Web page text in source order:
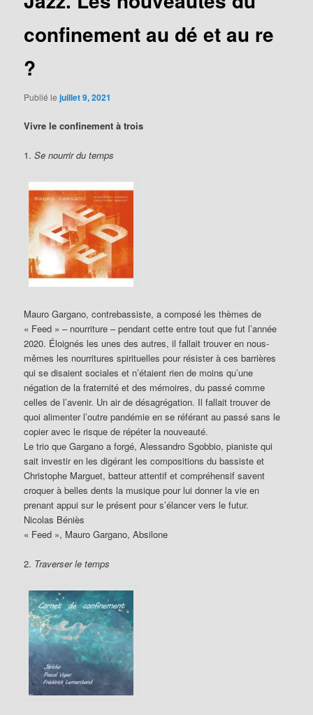
confinement au dé et au re
?
Publié lejuillet 9, 2021
Vivre le confinement à trois
1. Se nourrir du temps
Mauro Gargano, contrebassiste, a composé les thèmes de
« Feed » – nourriture – pendant cette entre tout que fut l’année
2020. Éloignés les unes des autres, il fallait trouver en nous-
mêmes les nourritures spirituelles pour résister à ces barrières
qui se disaient sociales et n’étaient rien de moins qu’une
négation de la fraternité et des mémoires, du passé comme
celles de l’avenir. Un air de désagrégation. Il fallait trouver de
quoi alimenter l’outre pandémie en se référant au passé sans le
copier avec le risque de répéter la nouveauté.
Le trio que Gargano a forgé, Alessandro Sgobbio, pianiste qui
sait investir en les digérant les compositions du bassiste et
Christophe Marguet, batteur attentif et compréhensif savent
croquer à belles dents la musique pour lui donner la vie en
prenant appui sur le présent pour s’élancer vers le futur.
Nicolas Béniès
« Feed », Mauro Gargano, Absilone
2. Traverser le temps